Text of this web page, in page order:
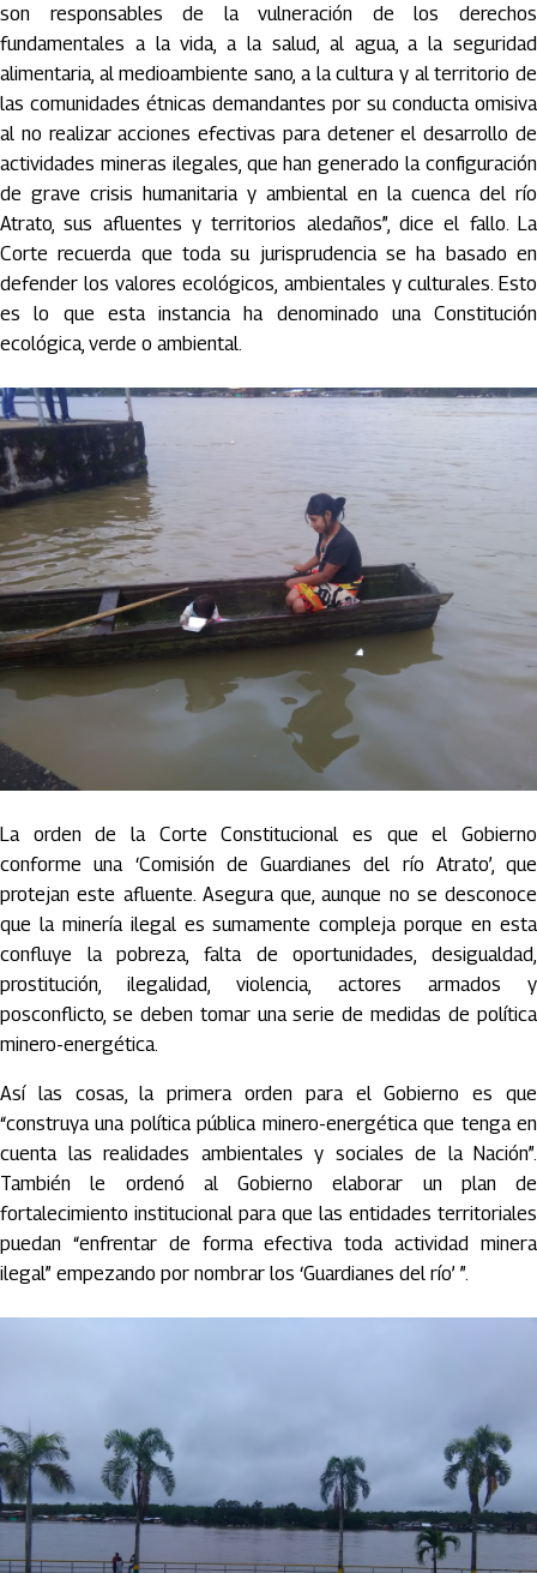
son responsables de la vulneración de los derechos
fundamentales a la vida, a la salud, al agua, a la seguridad
alimentaria, al medioambiente sano, a la cultura y al territorio de
las comunidades étnicas demandantes por su conducta omisiva
al no realizar acciones efectivas para detener el desarrollo de
actividades mineras ilegales, que han generado la configuración
de grave crisis humanitaria y ambiental en la cuenca del río
Atrato, sus afluentes y territorios aledaños”, dice el fallo. La
Corte recuerda que toda su jurisprudencia se ha basado en
defender los valores ecológicos, ambientales y culturales. Esto
es lo que esta instancia ha denominado una Constitución
ecológica, verde o ambiental.
La orden de la Corte Constitucional es que el Gobierno
conforme una ‘Comisión de Guardianes del río Atrato’, que
protejan este afluente. Asegura que, aunque no se desconoce
que la minería ilegal es sumamente compleja porque en esta
confluye la pobreza, falta de oportunidades, desigualdad,
prostitución, ilegalidad, violencia, actores armados y
posconflicto, se deben tomar una serie de medidas de política
minero-energética.
Así las cosas, la primera orden para el Gobierno es que
“construya una política pública minero-energética que tenga en
cuenta las realidades ambientales y sociales de la Nación”.
También le ordenó al Gobierno elaborar un plan de
fortalecimiento institucional para que las entidades territoriales
puedan “enfrentar de forma efectiva toda actividad minera
ilegal” empezando por nombrar los ‘Guardianes del río’ ”.